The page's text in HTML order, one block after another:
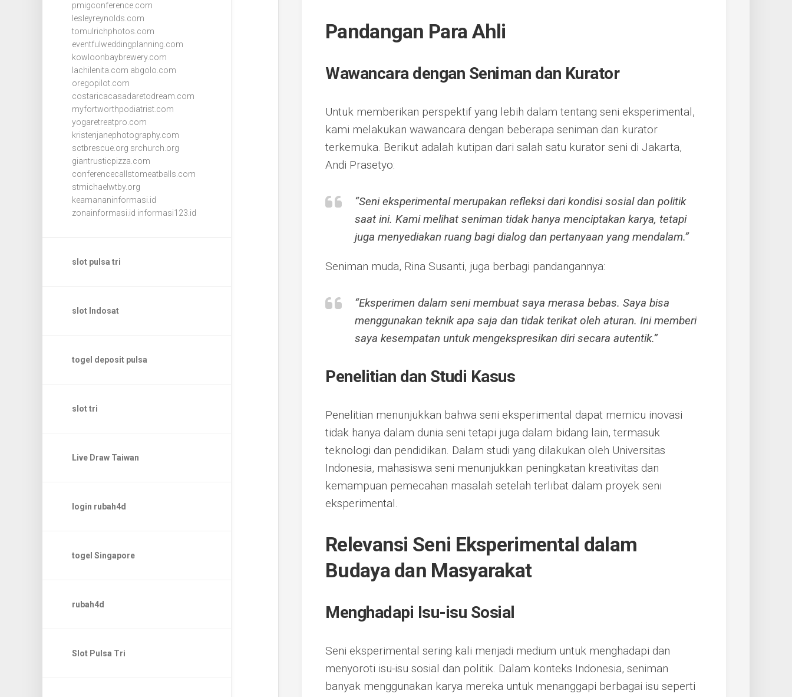
pmigconference.com
lesleyreynolds.com
tomulrichphotos.com
eventfulweddingplanning.com
kowloonbaybrewery.com
lachilenita.com abgolo.com
oregopilot.com
costaricacasadaretodream.com
myfortworthpodiatrist.com
yogaretreatpro.com
kristenjanephotography.com
sctbrescue.org srchurch.org
giantrusticpizza.com
conferencecallstomeatballs.com
stmichaelwtby.org
keamananinformasi.id
zonainformasi.id informasi123.id
slot pulsa tri
slot Indosat
togel deposit pulsa
slot tri
Live Draw Taiwan
login rubah4d
togel Singapore
rubah4d
Slot Pulsa Tri
Pandangan Para Ahli
Wawancara dengan Seniman dan Kurator
Untuk memberikan perspektif yang lebih dalam tentang seni eksperimental,
kami melakukan wawancara dengan beberapa seniman dan kurator
terkemuka. Berikut adalah kutipan dari salah satu kurator seni di Jakarta,
Andi Prasetyo:
“Seni eksperimental merupakan refleksi dari kondisi sosial dan politik
saat ini. Kami melihat seniman tidak hanya menciptakan karya, tetapi
juga menyediakan ruang bagi dialog dan pertanyaan yang mendalam.”
Seniman muda, Rina Susanti, juga berbagi pandangannya:
“Eksperimen dalam seni membuat saya merasa bebas. Saya bisa
menggunakan teknik apa saja dan tidak terikat oleh aturan. Ini memberi
saya kesempatan untuk mengekspresikan diri secara autentik.”
Penelitian dan Studi Kasus
Penelitian menunjukkan bahwa seni eksperimental dapat memicu inovasi
tidak hanya dalam dunia seni tetapi juga dalam bidang lain, termasuk
teknologi dan pendidikan. Dalam studi yang dilakukan oleh Universitas
Indonesia, mahasiswa seni menunjukkan peningkatan kreativitas dan
kemampuan pemecahan masalah setelah terlibat dalam proyek seni
eksperimental.
Relevansi Seni Eksperimental dalam
Budaya dan Masyarakat
Menghadapi Isu-isu Sosial
Seni eksperimental sering kali menjadi medium untuk menghadapi dan
menyoroti isu-isu sosial dan politik. Dalam konteks Indonesia, seniman
banyak menggunakan karya mereka untuk menanggapi berbagai isu seperti